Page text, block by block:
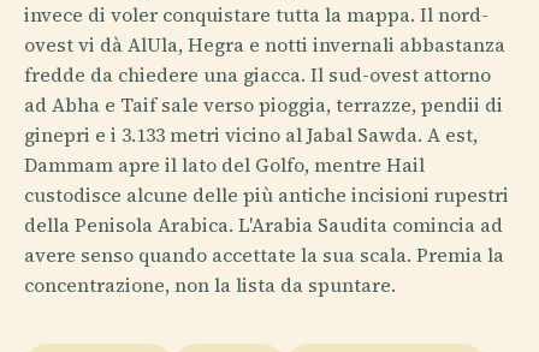
invece di voler conquistare tutta la mappa. Il nord-
ovest vi dà AlUla, Hegra e notti invernali abbastanza
fredde da chiedere una giacca. Il sud-ovest attorno
ad Abha e Taif sale verso pioggia, terrazze, pendii di
ginepri e i 3.133 metri vicino al Jabal Sawda. A est,
Dammam apre il lato del Golfo, mentre Hail
custodisce alcune delle più antiche incisioni rupestri
della Penisola Arabica. L'Arabia Saudita comincia ad
avere senso quando accettate la sua scala. Premia la
concentrazione, non la lista da spuntare.